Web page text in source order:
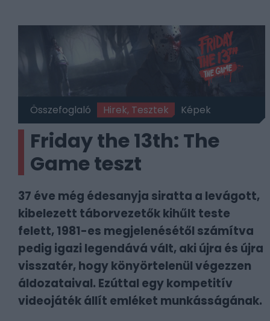
Összefoglaló Hirek, Tesztek Képek
Friday the 13th: The
Game teszt
37 éve még édesanyja siratta a levágott,
kibelezett táborvezetők kihűlt teste
felett, 1981-es megjelenésétől számítva
pedig igazi legendává vált, aki újra és újra
visszatér, hogy könyörtelenül végezzen
áldozataival. Ezúttal egy kompetitív
videojáték állít emléket munkásságának.